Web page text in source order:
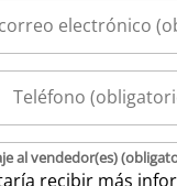
al vendedor(es)